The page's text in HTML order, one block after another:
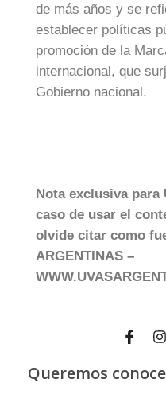
de más años y se
establecer políticas
promoción de la
internacional, que
Gobierno nacional.
Nota exclusiva para
caso de usar el
olvide citar como
ARGENTINAS –
Queremos